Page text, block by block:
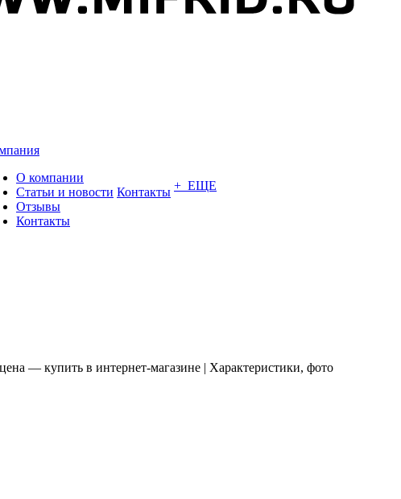
О компании
Статьи и новости
Отзывы
Контакты
Контакты + ЕЩЕ
— купить в интернет-магазине | Характеристики, фото